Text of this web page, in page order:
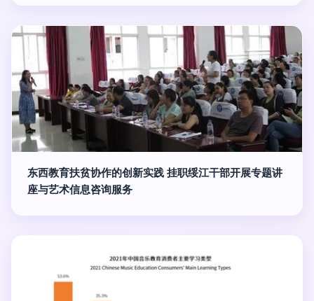
东西教育扶贫协作的创新实践 挂职绥江干部开展专题讲
座与艺术信息咨询服务